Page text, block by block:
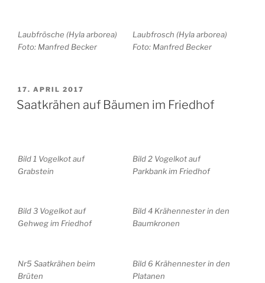
Laubfrösche (Hyla arborea)
Foto: Manfred Becker
Laubfrosch (Hyla arborea)
Foto: Manfred Becker
VERÖFFENTLICHT
AM
17. APRIL 2017
Saatkrähen auf Bäumen im Friedhof
Bild 1 Vogelkot auf
Grabstein
Bild 2 Vogelkot auf
Parkbank im Friedhof
Bild 3 Vogelkot auf
Gehweg im Friedhof
Bild 4 Krähennester in den
Baumkronen
Nr5 Saatkrähen beim
Brüten
Bild 6 Krähennester in den
Platanen